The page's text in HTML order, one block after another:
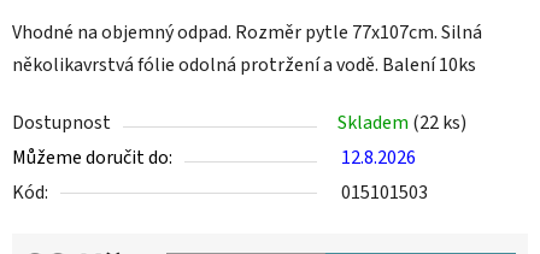
Vhodné na objemný odpad. Rozměr pytle 77x107cm. Silná
několikavrstvá fólie odolná protržení a vodě. Balení 10ks
Dostupnost Skladem (22 ks)
Můžeme doručit do:
12.8.2026
Kód:
015101503